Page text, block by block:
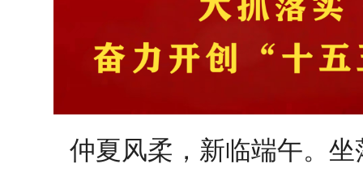
仲夏风柔，新临端午。